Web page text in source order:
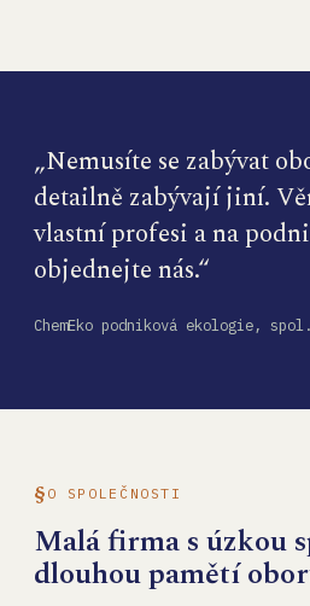
„Nemusíte se zabývat
detailně zabývají jiní.
vlastní profesi a na
objednejte nás.“
ChemEko podniková ekologie,
O SPOLEČNOSTI
Malá firma s úzkou
dlouhou pamětí